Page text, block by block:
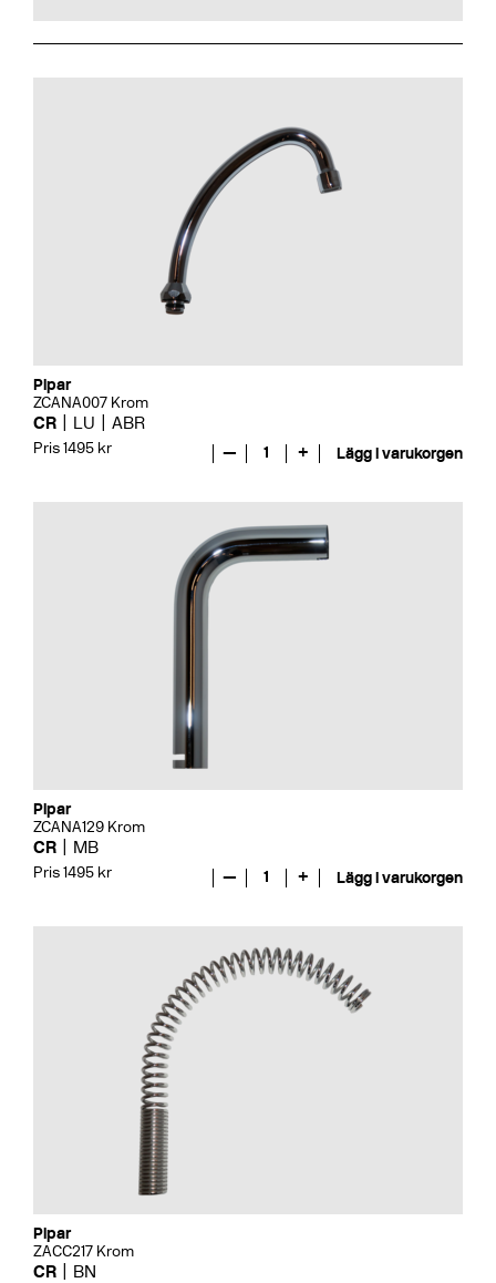
Pipar
ZCANA007 Krom
CR LU ABR
Pris 1495 kr — 1 + Lägg i varukorgen
Pipar
ZCANA129 Krom
CR MB
Pris 1495 kr — 1 + Lägg i varukorgen
Pipar
ZACC217 Krom
CR BN